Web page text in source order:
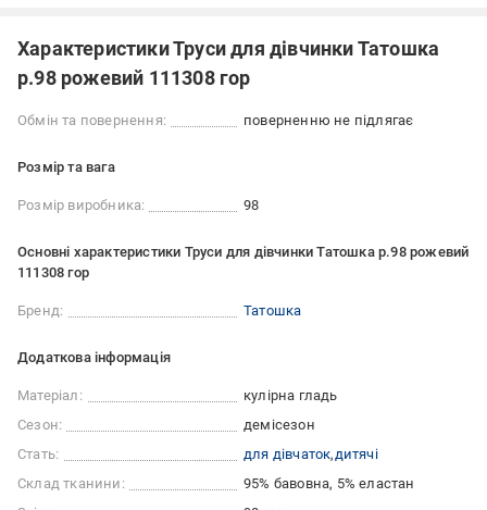
Характеристики Труси для дівчинки Татошка
р.98 рожевий 111308 гор
Обмін та повернення: поверненню не підлягає
Розмір та вага
Розмір виробника: 98
Основні характеристики Труси для дівчинки Татошка р.98 рожевий
111308 гор
Бренд: Татошка
Додаткова інформація
Матеріал:
кулірна гладь
Сезон:
демісезон
Стать:
для дівчаток дитячі
Склад тканини:
95% бавовна, 5% еластан